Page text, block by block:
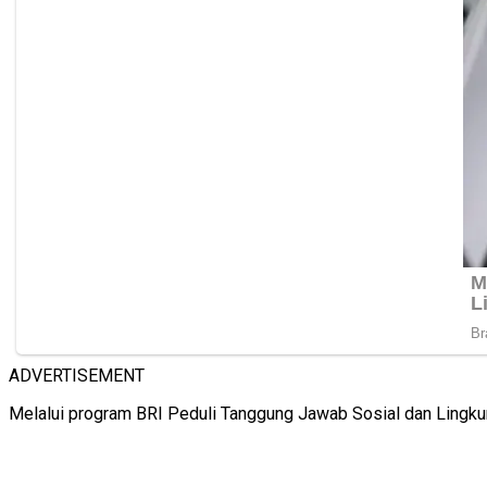
ADVERTISEMENT
Melalui program BRI Peduli Tanggung Jawab Sosial dan